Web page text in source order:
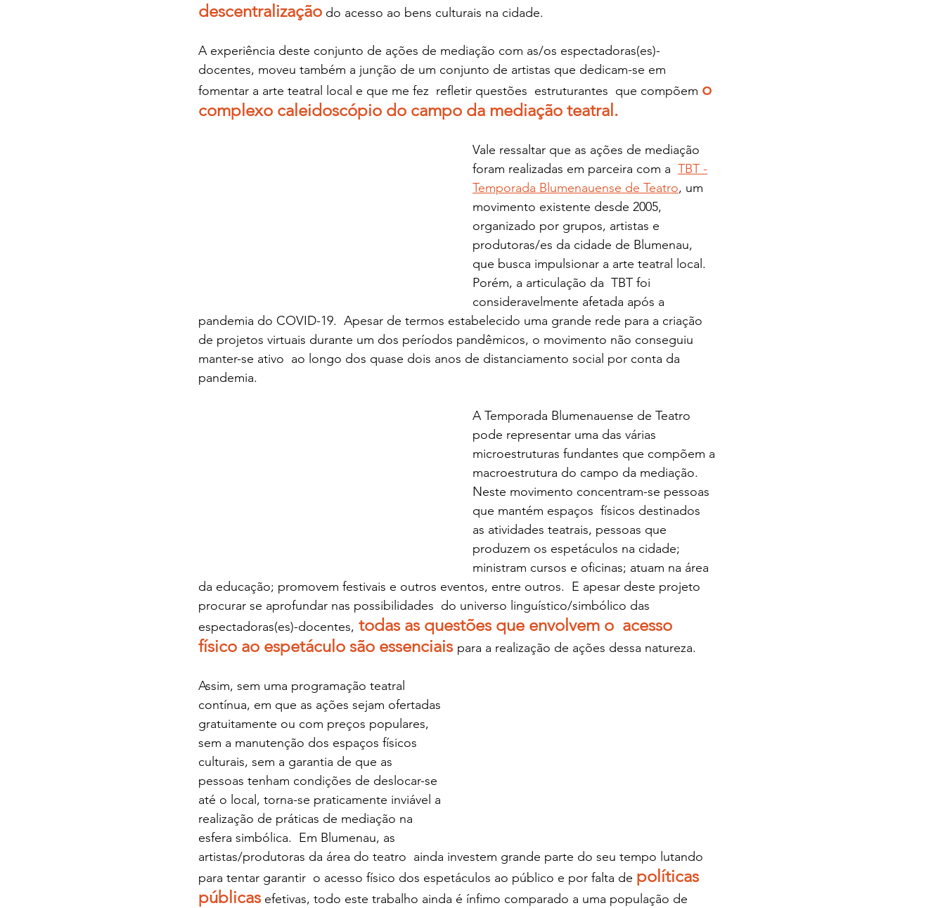
descentralização do acesso ao bens culturais na cidade.
A experiência deste conjunto de ações de mediação com as/os espectadoras(es)-
docentes, moveu também a junção de um conjunto de artistas que dedicam-se em
fomentar a arte teatral local e que me fez  refletir questões  estruturantes  que compõem o
complexo caleidoscópio do campo da mediação teatral.
Vale ressaltar que as ações de mediação
foram realizadas em parceira com a TBT -
Temporada Blumenauense de Teatro, um
movimento existente desde 2005,
organizado por grupos, artistas e
produtoras/es da cidade de Blumenau,
que busca impulsionar a arte teatral local.
Porém, a articulação da  TBT foi
consideravelmente afetada após a
pandemia do COVID-19.  Apesar de termos estabelecido uma grande rede para a criação
de projetos virtuais durante um dos períodos pandêmicos, o movimento não conseguiu
manter-se ativo  ao longo dos quase dois anos de distanciamento social por conta da
pandemia.
A Temporada Blumenauense de Teatro
pode representar uma das várias
microestruturas fundantes que compõem a
macroestrutura do campo da mediação.
Neste movimento concentram-se pessoas
que mantém espaços  físicos destinados
as atividades teatrais, pessoas que
produzem os espetáculos na cidade;
ministram cursos e oficinas; atuam na área
da educação; promovem festivais e outros eventos, entre outros.  E apesar deste projeto
procurar se aprofundar nas possibilidades  do universo linguístico/simbólico das
espectadoras(es)-docentes, todas as questões que envolvem o  acesso
físico ao espetáculo são essenciais para a realização de ações dessa natureza.
Assim, sem uma programação teatral
contínua, em que as ações sejam ofertadas
gratuitamente ou com preços populares,
sem a manutenção dos espaços físicos
culturais, sem a garantia de que as
pessoas tenham condições de deslocar-se
até o local, torna-se praticamente inviável a
realização de práticas de mediação na
esfera simbólica.  Em Blumenau, as
artistas/produtoras da área do teatro  ainda investem grande parte do seu tempo lutando
para tentar garantir  o acesso físico dos espetáculos ao público e por falta de políticas
públicas efetivas, todo este trabalho ainda é ínfimo comparado a uma população de